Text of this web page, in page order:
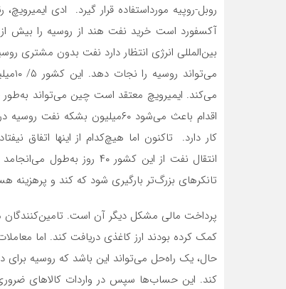
روبل-روپیه مورداستفاده قرار گیرد. ادی
اقدام باعث می‌شود ۶۰‌میلیون
کار دارد. تاکنون اما هیچ‌‌‌کدام از اینها اتفاق
تانکرهای بزرگ‌تر بارگیری شود که کند و
پرداخت‌‌‌ مالی مشکل دیگر آن است. تامین‌‌‌کنندگان
کمک کرده بودند ارز کاغذی دریافت کند. اما
حال، یک راه‌‌‌حل می‌تواند این باشد که روسیه
کند. این حساب‌‌‌ها سپس در واردات کالاهای